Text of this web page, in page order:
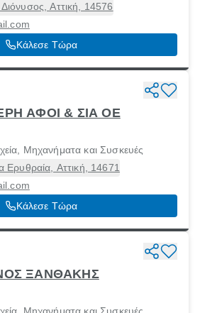
Αττική, 14576
Κάλεσε Τώρα
ΑΦΟΙ & ΣΙΑ ΟΕ
Μηχανήματα και Συσκευές
Αττική, 14671
Κάλεσε Τώρα
ΞΑΝΘΑΚΗΣ